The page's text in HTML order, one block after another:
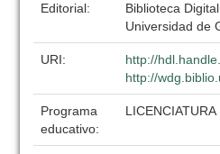
Editorial:
Biblioteca
Universidad de
URI:
http://
http://
Programa
educativo: